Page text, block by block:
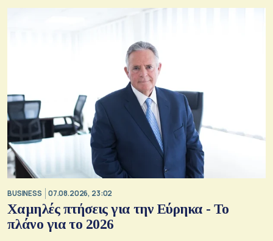
BUSINESS 07.08.2026, 23:02
Χαμηλές πτήσεις για την Εύρηκα - Το
πλάνο για το 2026